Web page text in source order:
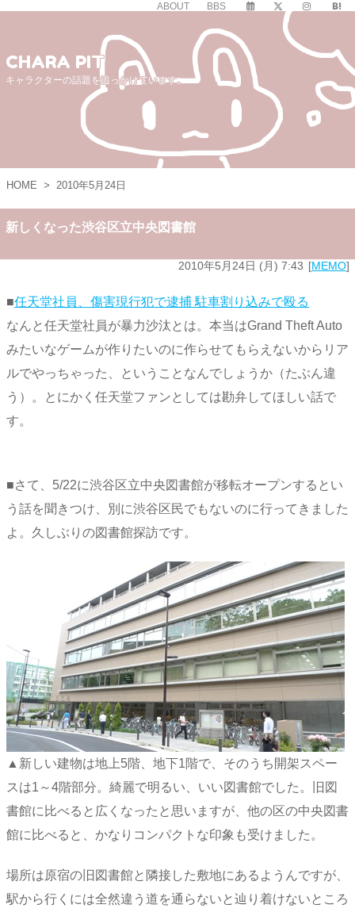
ABOUT BBS
CHARA PIT
キャラクターの話題を追っかけています。
HOME > 2010年5月24日
新しくなった渋谷区立中央図書館
2010年5月24日 (月) 7:43 MEMO
■任天堂社員、傷害現行犯で逮捕 駐車割り込みで殴る
なんと任天堂社員が暴力沙汰とは。本当はGrand Theft Auto
みたいなゲームが作りたいのに作らせてもらえないからリア
ルでやっちゃった、ということなんでしょうか（たぶん違
う）。とにかく任天堂ファンとしては勘弁してほしい話で
す。
■さて、5/22に渋谷区立中央図書館が移転オープンするとい
う話を聞きつけ、別に渋谷区民でもないのに行ってきました
よ。久しぶりの図書館探訪です。
▲新しい建物は地上5階、地下1階で、そのうち開架スペー
スは1～4階部分。綺麗で明るい、いい図書館でした。旧図
書館に比べると広くなったと思いますが、他の区の中央図書
館に比べると、かなりコンパクトな印象も受けました。
場所は原宿の旧図書館と隣接した敷地にあるようんですが、
駅から行くには全然違う道を通らないと辿り着けないところ